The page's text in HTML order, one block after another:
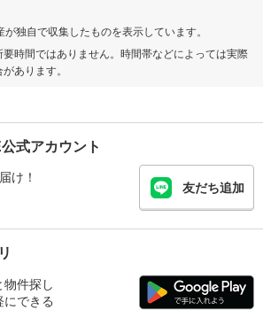
独自で収集したものを表示しています。
時間ではありません。時間帯などによっては実際
あります。
式アカウント
け！
友だち追加
件探し
できる